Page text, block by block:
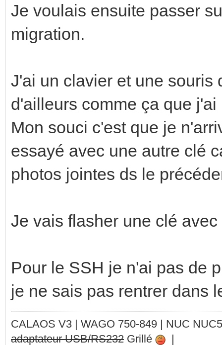
Je voulais ensuite passer
migration.
J'ai un clavier et une souris
d'ailleurs comme ça que
Mon souci c'est que je
essayé avec une autre clé
photos jointes ds le
Je vais flasher une clé
Pour le SSH je n'ai pas de
je ne sais pas rentrer dans
CALAOS V3 | WAGO 750-849 | NUC
adaptateur USB/RS232 Grillé
|